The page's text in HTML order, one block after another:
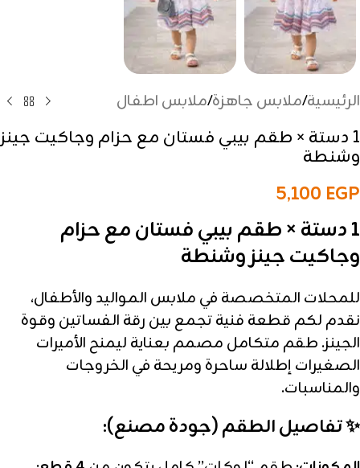
الرئيسية/ملابس جاهزة/ملابس اطفال
1 دستة × طقم بيبي فستان مع حزام وجاكيت جينز
وشنطة
5,100 EGP
1 دستة × طقم بيبي فستان مع حزام
وجاكيت جينز وشنطة
للمحلات المتخصصة في ملابس المواليد والأطفال،
نقدم لكم قطعة فنية تجمع بين رقة الفساتين وقوة
الجينز. طقم متكامل مصمم بعناية ليمنح الأميرات
الصغيرات إطلالة ساحرة ومريحة في الخروجات
والمناسبات.
✨ تفاصيل الطقم (جودة مصنع):